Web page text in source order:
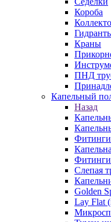
Короба
Краны
ПНД
Капельный
Назад
Фитинги
Фитинги
Слепая
Golden
Lay Flat